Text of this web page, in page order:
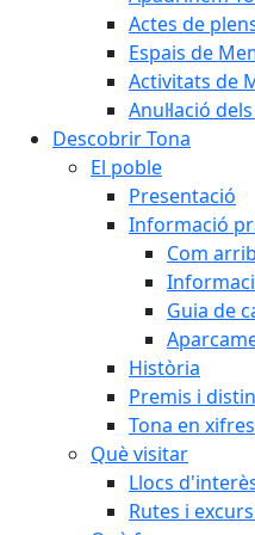
Actes de
Espais de
Activitats de
Anul·lació
Descobrir Tona
El poble
Presentació
Informació
Com
Guia de
Història
Premis i
Tona en xifres
Què visitar
Llocs
Rutes i